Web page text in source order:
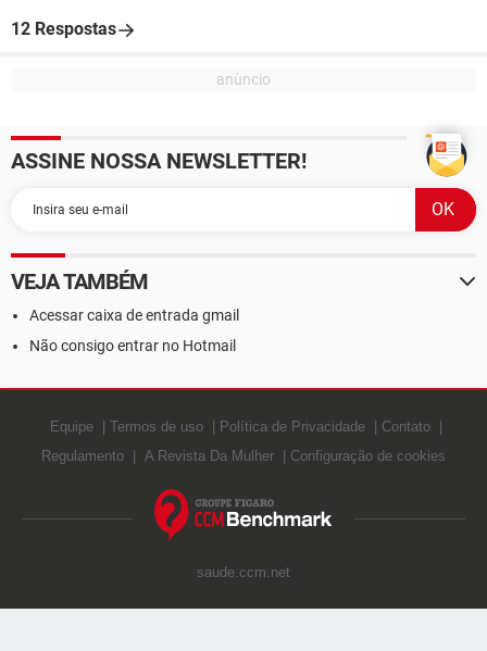
12 Respostas
ASSINE NOSSA NEWSLETTER!
VEJA TAMBÉM
Acessar caixa de entrada gmail
Não consigo entrar no Hotmail
Equipe Termos de uso Política de Privacidade
Contato
Regulamento
A Revista Da Mulher Configuração de cookies
saude.ccm.net